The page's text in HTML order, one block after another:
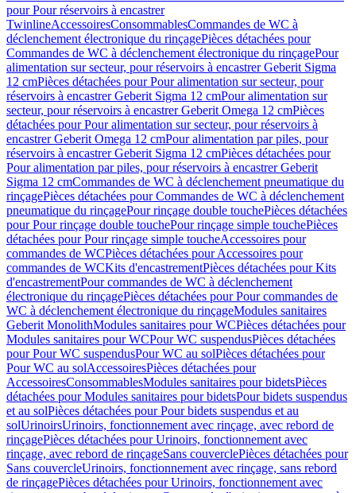
pour Pour réservoirs à encastrer
TwinlineAccessoiresConsommablesCommandes de WC à
déclenchement électronique du rinçagePièces détachées pour
Commandes de WC à déclenchement électronique du rinçagePour
alimentation sur secteur, pour réservoirs à encastrer Geberit Sigma
12 cmPièces détachées pour Pour alimentation sur secteur, pour
réservoirs à encastrer Geberit Sigma 12 cmPour alimentation sur
secteur, pour réservoirs à encastrer Geberit Omega 12 cmPièces
détachées pour Pour alimentation sur secteur, pour réservoirs à
encastrer Geberit Omega 12 cmPour alimentation par piles, pour
réservoirs à encastrer Geberit Sigma 12 cmPièces détachées pour
Pour alimentation par piles, pour réservoirs à encastrer Geberit
Sigma 12 cmCommandes de WC à déclenchement pneumatique du
rinçagePièces détachées pour Commandes de WC à déclenchement
pneumatique du rinçagePour rinçage double touchePièces détachées
pour Pour rinçage double touchePour rinçage simple touchePièces
détachées pour Pour rinçage simple toucheAccessoires pour
commandes de WCPièces détachées pour Accessoires pour
commandes de WCKits d'encastrementPièces détachées pour Kits
d'encastrementPour commandes de WC à déclenchement
électronique du rinçagePièces détachées pour Pour commandes de
WC à déclenchement électronique du rinçageModules sanitaires
Geberit MonolithModules sanitaires pour WCPièces détachées pour
Modules sanitaires pour WCPour WC suspendusPièces détachées
pour Pour WC suspendusPour WC au solPièces détachées pour
Pour WC au solAccessoiresPièces détachées pour
AccessoiresConsommablesModules sanitaires pour bidetsPièces
détachées pour Modules sanitaires pour bidetsPour bidets suspendus
et au solPièces détachées pour Pour bidets suspendus et au
solUrinoirsUrinoirs, fonctionnement avec rinçage, avec rebord de
rinçagePièces détachées pour Urinoirs, fonctionnement avec
rinçage, avec rebord de rinçageSans couverclePièces détachées pour
Sans couvercleUrinoirs, fonctionnement avec rinçage, sans rebord
de rinçagePièces détachées pour Urinoirs, fonctionnement avec